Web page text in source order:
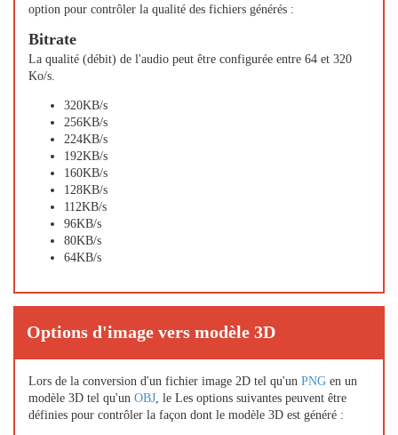
option pour contrôler la qualité des fichiers générés :
Bitrate
La qualité (débit) de l'audio peut être configurée entre 64 et 320
Ko/s.
320KB/s
256KB/s
224KB/s
192KB/s
160KB/s
128KB/s
112KB/s
96KB/s
80KB/s
64KB/s
Options d'image vers modèle 3D
Lors de la conversion d'un fichier image 2D tel qu'un PNG en un
modèle 3D tel qu'un OBJ, le Les options suivantes peuvent être
définies pour contrôler la façon dont le modèle 3D est généré :